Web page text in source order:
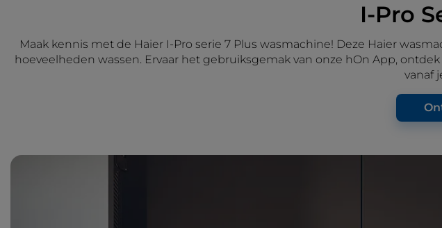
I-Pro
Maak kennis met de Haier I-Pro serie 7 Plus wasmachine! Deze Haier
hoeveelheden wassen. Ervaar het gebruiksgemak van onze hOn App,
vanaf